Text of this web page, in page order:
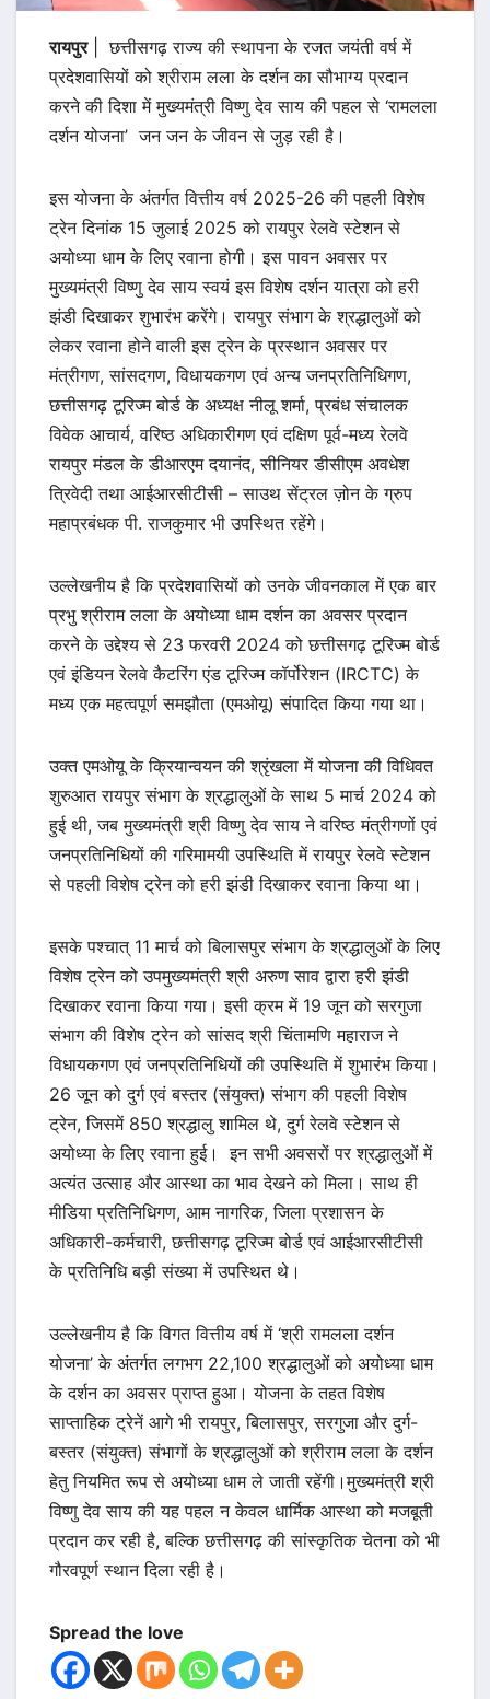
रायपुर| छत्तीसगढ़ राज्य की स्थापना के रजत जयंती वर्ष में
प्रदेशवासियों को श्रीराम लला के दर्शन का सौभाग्य प्रदान
करने की दिशा में मुख्यमंत्री विष्णु देव साय की पहल से ‘रामलला
दर्शन योजना’ जन जन के जीवन से जुड़ रही है।
इस योजना के अंतर्गत वित्तीय वर्ष 2025-26 की पहली विशेष
ट्रेन दिनांक 15 जुलाई 2025 को रायपुर रेलवे स्टेशन से
अयोध्या धाम के लिए रवाना होगी। इस पावन अवसर पर
मुख्यमंत्री विष्णु देव साय स्वयं इस विशेष दर्शन यात्रा को हरी
झंडी दिखाकर शुभारंभ करेंगे। रायपुर संभाग के श्रद्धालुओं को
लेकर रवाना होने वाली इस ट्रेन के प्रस्थान अवसर पर
मंत्रीगण, सांसदगण, विधायकगण एवं अन्य जनप्रतिनिधिगण,
छत्तीसगढ़ टूरिज्म बोर्ड के अध्यक्ष नीलू शर्मा, प्रबंध संचालक
विवेक आचार्य, वरिष्ठ अधिकारीगण एवं दक्षिण पूर्व-मध्य रेलवे
रायपुर मंडल के डीआरएम दयानंद, सीनियर डीसीएम अवधेश
त्रिवेदी तथा आईआरसीटीसी – साउथ सेंट्रल ज़ोन के ग्रुप
महाप्रबंधक पी. राजकुमार भी उपस्थित रहेंगे।
उल्लेखनीय है कि प्रदेशवासियों को उनके जीवनकाल में एक बार
प्रभु श्रीराम लला के अयोध्या धाम दर्शन का अवसर प्रदान
करने के उद्देश्य से 23 फरवरी 2024 को छत्तीसगढ़ टूरिज्म बोर्ड
एवं इंडियन रेलवे कैटरिंग एंड टूरिज्म कॉर्पोरेशन (IRCTC) के
मध्य एक महत्वपूर्ण समझौता (एमओयू) संपादित किया गया था।
उक्त एमओयू के क्रियान्वयन की श्रृंखला में योजना की विधिवत
शुरुआत रायपुर संभाग के श्रद्धालुओं के साथ 5 मार्च 2024 को
हुई थी, जब मुख्यमंत्री श्री विष्णु देव साय ने वरिष्ठ मंत्रीगणों एवं
जनप्रतिनिधियों की गरिमामयी उपस्थिति में रायपुर रेलवे स्टेशन
से पहली विशेष ट्रेन को हरी झंडी दिखाकर रवाना किया था।
इसके पश्चात् 11 मार्च को बिलासपुर संभाग के श्रद्धालुओं के लिए
विशेष ट्रेन को उपमुख्यमंत्री श्री अरुण साव द्वारा हरी झंडी
दिखाकर रवाना किया गया। इसी क्रम में 19 जून को सरगुजा
संभाग की विशेष ट्रेन को सांसद श्री चिंतामणि महाराज ने
विधायकगण एवं जनप्रतिनिधियों की उपस्थिति में शुभारंभ किया।
26 जून को दुर्ग एवं बस्तर (संयुक्त) संभाग की पहली विशेष
ट्रेन, जिसमें 850 श्रद्धालु शामिल थे, दुर्ग रेलवे स्टेशन से
अयोध्या के लिए रवाना हुई। इन सभी अवसरों पर श्रद्धालुओं में
अत्यंत उत्साह और आस्था का भाव देखने को मिला। साथ ही
मीडिया प्रतिनिधिगण, आम नागरिक, जिला प्रशासन के
अधिकारी-कर्मचारी, छत्तीसगढ़ टूरिज्म बोर्ड एवं आईआरसीटीसी
के प्रतिनिधि बड़ी संख्या में उपस्थित थे।
उल्लेखनीय है कि विगत वित्तीय वर्ष में ‘श्री रामलला दर्शन
योजना’ के अंतर्गत लगभग 22,100 श्रद्धालुओं को अयोध्या धाम
के दर्शन का अवसर प्राप्त हुआ। योजना के तहत विशेष
साप्ताहिक ट्रेनें आगे भी रायपुर, बिलासपुर, सरगुजा और दुर्ग-
बस्तर (संयुक्त) संभागों के श्रद्धालुओं को श्रीराम लला के दर्शन
हेतु नियमित रूप से अयोध्या धाम ले जाती रहेंगी।मुख्यमंत्री श्री
विष्णु देव साय की यह पहल न केवल धार्मिक आस्था को मजबूती
प्रदान कर रही है, बल्कि छत्तीसगढ़ की सांस्कृतिक चेतना को भी
गौरवपूर्ण स्थान दिला रही है।
Spread the love